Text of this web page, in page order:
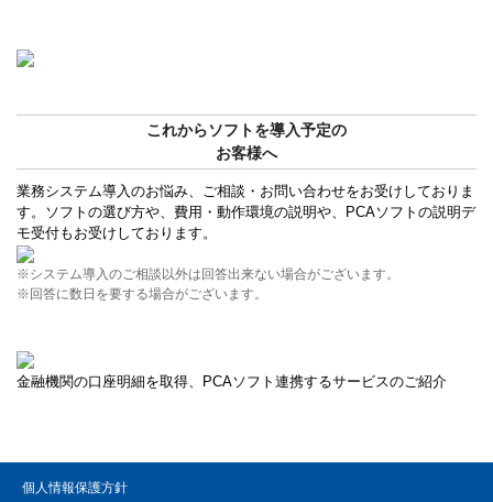
これからソフトを導入予定の
お客様へ
業務システム導入のお悩み、ご相談・お問い合わせをお受けしておりま
す。ソフトの選び方や、費用・動作環境の説明や、PCAソフトの説明デ
モ受付もお受けしております。
※システム導入のご相談以外は回答出来ない場合がございます。
※回答に数日を要する場合がございます。
金融機関の口座明細を取得、PCAソフト連携するサービスのご紹介
個人情報保護方針